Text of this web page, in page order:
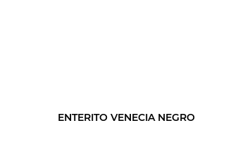
ENTERITO VENECIA NEGRO